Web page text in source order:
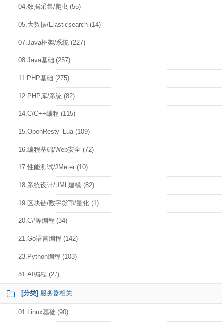
04.数据采集/爬虫 (55)
05.大数据/Elasticsearch (14)
07.Java框架/系统 (227)
08.Java基础 (257)
11.PHP基础 (275)
12.PHP库/系统 (82)
14.C/C++编程 (115)
15.OpenResty_Lua (109)
16.编程基础/Web安全 (72)
17.性能测试/JMeter (10)
18.系统设计/UML建模 (82)
19.区块链/数字货币/量化 (1)
20.C#等编程 (34)
21.Go语言编程 (142)
23.Python编程 (103)
31.AI编程 (27)
[分类] 服务器相关
01.Linux基础 (90)